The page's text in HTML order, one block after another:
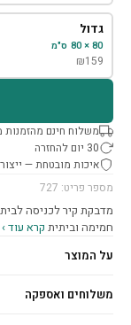
גדול
80 × 80 ס"מ
₪159
משלוח חינם מהזמנות מעל
30 יום להחזרה
איכות מובטחת —
מספר פריט: 727
חמימה וביתית קרא עוד ›
על המוצר
משלוחים ואספקה